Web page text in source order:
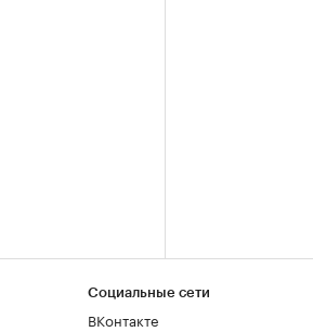
Социальные сети
ВКонтакте